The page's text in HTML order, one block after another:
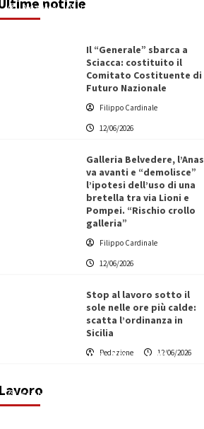
Redazione 12/06/2026
Il “Generale” sbarca a
Sciacca: costituito il
Comitato Costituente di
Futuro Nazionale
Filippo Cardinale
12/06/2026
Galleria Belvedere, l’Anas
va avanti e “demolisce”
l’ipotesi dell’uso di una
bretella tra via Lioni e
Pompei. “Rischio crollo
galleria”
Filippo Cardinale
12/06/2026
Stop al lavoro sotto il
sole nelle ore più calde:
scatta l’ordinanza in
Sicilia
Redazione 12/06/2026
Lavoro
Vino in Italia: il giro d’affari
contribuisce all’1,1% del PIL
Filippo Cardinale